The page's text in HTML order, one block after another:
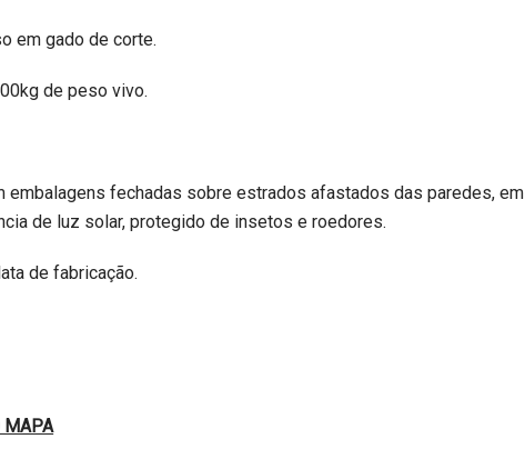
em gado de corte.
de peso vivo.
embalagens fechadas sobre estrados afastados das paredes, em
de luz solar, protegido de insetos e roedores.
de fabricação.
MAPA